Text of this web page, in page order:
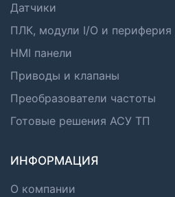
Датчики
ПЛК, модули I/O и периферия
HMI панели
Приводы и клапаны
Преобразователи частоты
Готовые решения АСУ ТП
ИНФОРМАЦИЯ
О компании